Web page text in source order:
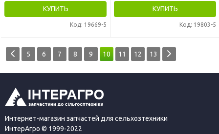
КУПИТЬ
Код: 19669-5
КУПИТЬ
Код: 19803-5
5 6 7 8 9 10 11 12 13
Интернет-магазин запчастей для сельхозтехники
ИнтерАгро © 1999-2022